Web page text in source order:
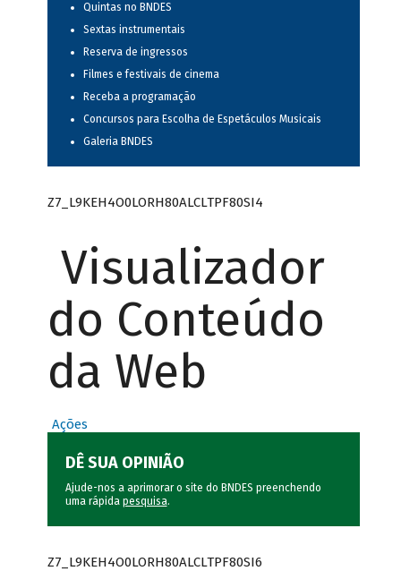
Quintas no BNDES
Sextas instrumentais
Reserva de ingressos
Filmes e festivais de cinema
Receba a programação
Concursos para Escolha de Espetáculos Musicais
Galeria BNDES
Z7_L9KEH4O0LORH80ALCLTPF80SI4
Visualizador
do Conteúdo
da Web
Ações
DÊ SUA OPINIÃO
Ajude-nos a aprimorar o site do BNDES preenchendo
uma rápida pesquisa.
Z7_L9KEH4O0LORH80ALCLTPF80SI6